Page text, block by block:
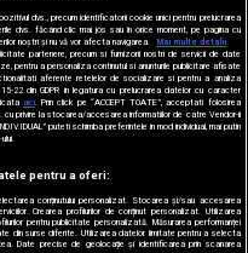
dvs., precum identificatorii cookie unici pentru prelucrarea
dvs. făcând clic mai jos sau în orice moment, pe pagina cu
noștri și nu vă vor afecta navigarea.
Mai multe detalii
partenere, precum si furnizorii nostri de servicii de date
pentru a personaliza continutul si anunturile publicitare afisate
aferente retelelor de socializare si pentru a analiza
22 din GDPR in legatura cu prelucrarea datelor cu caracter
aici. Prin click pe “ACCEPT TOATE”, acceptati folosirea
cu privire la stocarea/accesarea informatiilor de catre Vendor-ii
puteti schimba preferintele in mod individual, mai putin
pentru a oferi:
conținutului personalizat. Stocarea și/sau accesarea
Crearea profilurilor de conținut personalizat. Utilizarea
pentru publicitate personalizată. Măsurarea performanței
din surse diferite. Utilizarea datelor limitate pentru a selecta
Date precise de geolocație și identificarea prin scanarea